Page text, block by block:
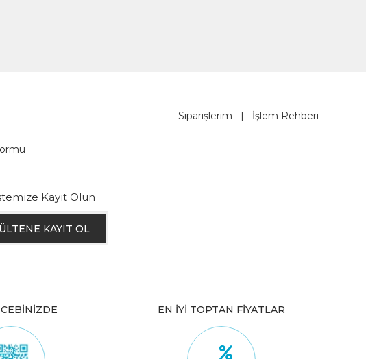
Siparişlerim İşlem Rehberi
Kayıt Olun
KAYIT OL
EN İYİ TOPTAN FİYATLAR